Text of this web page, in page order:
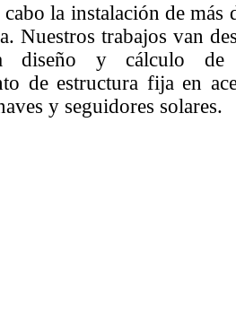
la instalación de más
Nuestros trabajos van
diseño y cálculo de
de estructura fija en
y seguidores solares.